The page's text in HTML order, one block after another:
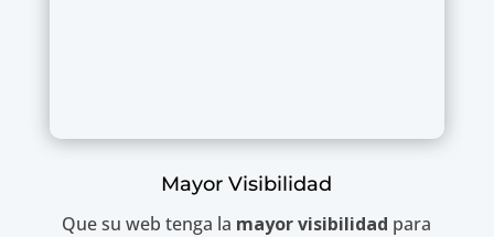
Mayor Visibilidad
Que su web tenga la mayor visibilidad para